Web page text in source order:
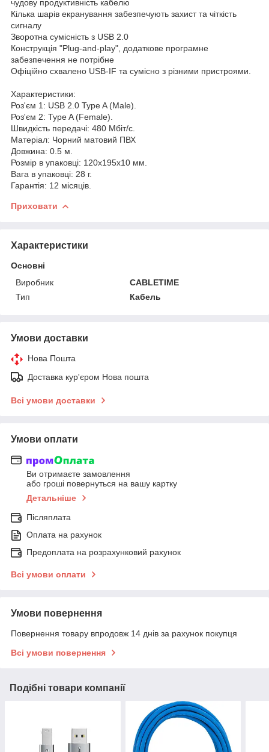
чудову продуктивність кабелю
Кілька шарів екранування забезпечують захист та чіткість
сигналу
Зворотна сумісність з USB 2.0
Конструкція "Plug-and-play", додаткове програмне
забезпечення не потрібне
Офіційно схвалено USB-IF та сумісно з різними пристроями.
Характеристики:
Роз'єм 1: USB 2.0 Type A (Male).
Роз'єм 2: Type A (Female).
Швидкість передачі: 480 Мбіт/с.
Матеріал: Чорний матовий ПВХ
Довжина: 0.5 м.
Розмір в упаковці: 120x195x10 мм.
Вага в упаковці: 28 г.
Гарантія: 12 місяців.
Приховати
Характеристики
Основні
Виробник
CABLETIME
Тип
Кабель
Умови доставки
Нова Пошта
Доставка кур'єром Нова пошта
Всі умови доставки
Умови оплати
Ви отримаєте замовлення
або гроші повернуться на вашу картку
Детальніше
Післяплата
Оплата на рахунок
Предоплата на розрахунковий рахунок
Всі умови оплати
Умови повернення
Повернення товару впродовж 14 днів за рахунок покупця
Всі умови повернення
Подібні товари компанії